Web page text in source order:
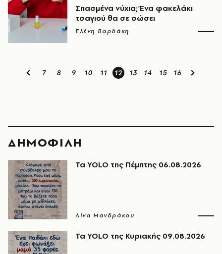
Σπασμένα νύχια; Ένα φακελάκι
τσαγιού θα σε σώσει
Ελένη Βαρδάκη
7 8 9 10 11 12 13 14 15 16
ΔΗΜΟΦΙΛΗ
Τα YOLO της Πέμπτης 06.08.2026
Λίνα Μανδράκου
Τα YOLO της Κυριακής 09.08.2026